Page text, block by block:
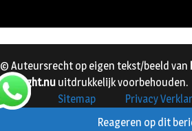
Reageren op dit
© Auteursrecht op eigen tekst/beeld van
en Vught.nu uitdrukkelijk voorbehouden.
Media
Sitemap Privacy